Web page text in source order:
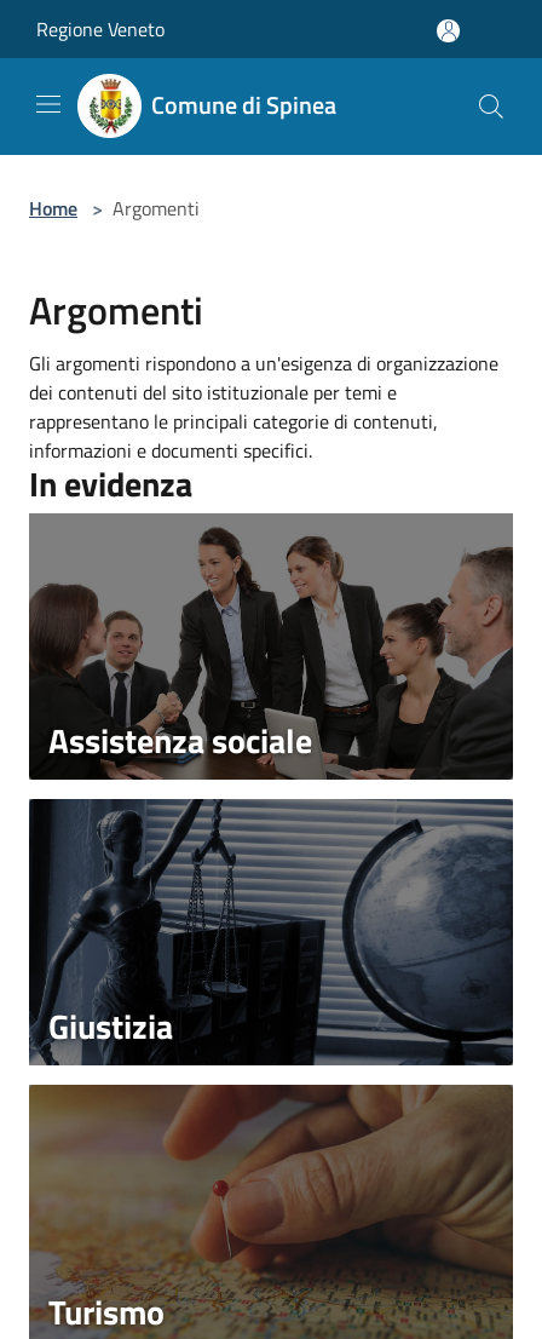
Regione Veneto
Comune di Spinea
Home > Argomenti
Argomenti
Gli argomenti rispondono a un'esigenza di organizzazione
dei contenuti del sito istituzionale per temi e
rappresentano le principali categorie di contenuti,
informazioni e documenti specifici.
In evidenza
Assistenza sociale
Giustizia
Turismo